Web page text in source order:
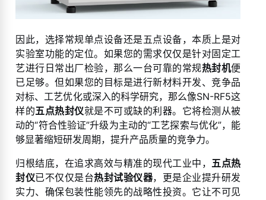
因此，选择常规单点设备还是五点设备，本质上是对
实验室功能的定位。如果您的需求仅仅是针对固定工
艺进行日常出厂检验，那么一台可靠的常规热封机便
已足够。但如果您的目标是进行新材料开发、竞争品
对标、工艺优化或深入的科学研究，那么像SN-RF5这
样的五点热封仪就是不可或缺的利器。它将检测从被
动的“符合性验证”升级为主动的“工艺探索与优化”，能
够显著缩短研发周期，提升产品质量的竞争力。
归根结底，在追求高效与精准的现代工业中， 五点热
封仪已不仅仅是台热封试验仪器，更是企业提升研发
实力、确保包装性能领先的战略性投资。它让不可见